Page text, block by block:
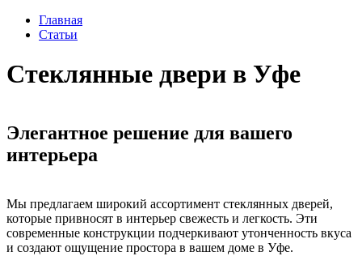
Главная
Статьи
Стеклянные двери в Уфе
Элегантное решение для вашего
интерьера
Мы предлагаем широкий ассортимент стеклянных дверей,
которые привносят в интерьер свежесть и легкость. Эти
современные конструкции подчеркивают утонченность вкуса
и создают ощущение простора в вашем доме в Уфе.